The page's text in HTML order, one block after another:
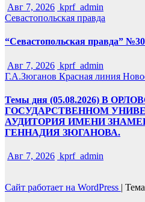
Авг 7, 2026 kprf_admin
Севастопольская правда
“Севастопольская правда” №30
Авг 7, 2026 kprf_admin
Г.А.Зюганов Красная линия
Темы дня (05.08.2026) В
ГОСУДАРСТВЕННОМ
АУДИТОРИЯ ИМЕНИ
ГЕННАДИЯ ЗЮГАНОВА.
Авг 7, 2026 kprf_admin
Сайт работает на WordPress |